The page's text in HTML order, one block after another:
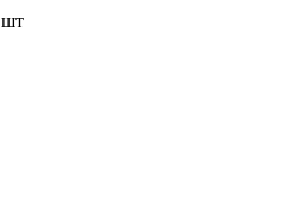
шт